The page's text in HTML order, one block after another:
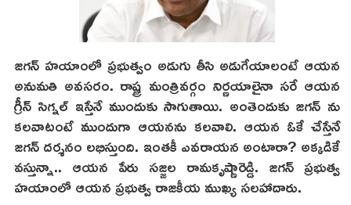
జగన్ హయాంలో ప్రభుత్వం అడుగు తీసి అడుగేయాలంటే ఆయన
అనుమతి అవసరం. రాష్ట్ర మంత్రివర్గం నిర్ణయాలైనా సరే ఆయన
గ్రీన్ సిగ్నల్ ఇస్తేనే ముందుకు సాగుతాయి. అంతెందుకు జగన్ ను
కలవాటంటే ముందుగా ఆయనను కలవాలి. ఆయన ఓకే చేస్తేనే
జగన్ దర్శనం లభిస్తుంది. ఇంతకీ ఎవరాయన అంటారా? అక్కడికే
వస్తున్నా.. ఆయన పేరు సజ్జల రామకృష్ణారెడ్డి. జగన్ ప్రభుత్వ
హయాంలో ఆయన ప్రభుత్వ రాజకీయ ముఖ్య సలహాదారు.